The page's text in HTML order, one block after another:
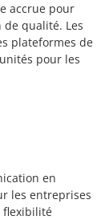
accrue pour
qualité. Les
plateformes de
pour les
en
les entreprises
flexibilité